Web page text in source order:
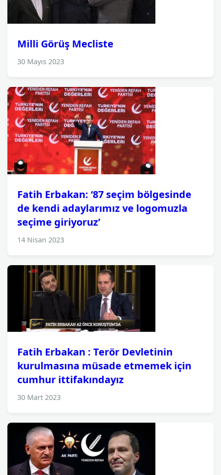
Milli Görüş Mecliste
30 Mayıs 2023
Fatih Erbakan: ‘87 seçim bölgesinde
de kendi adaylarımız ve logomuzla
seçime giriyoruz’
14 Nisan 2023
Fatih Erbakan : Terör Devletinin
kurulmasına müsade etmemek için
cumhur ittifakındayız
30 Mart 2023